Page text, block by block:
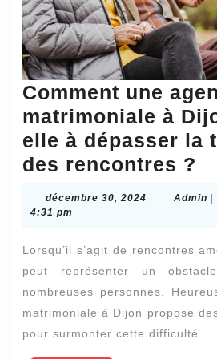
Comment une
matrimoniale à
elle à dépasser la
des rencontres ?
à
t-
décembre 30, 2024 décembre
| Admin |
4:31 pm
Lorsqu’il s’agit de rencontres
peut représenter un
nombreuses personnes.
matrimoniale à Dijon propose
pour surmonter cette difficulté.